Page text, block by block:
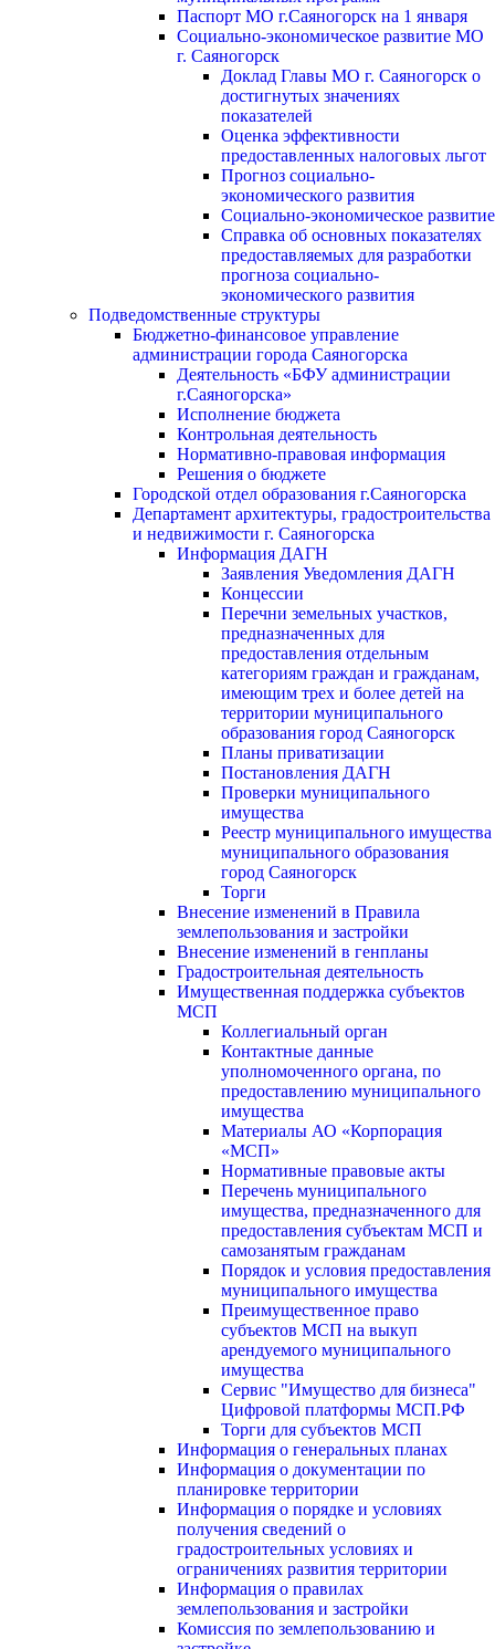
Паспорт МО г.Саяногорск на 1 января
Социально-экономическое развитие МО
г. Саяногорск
Доклад Главы МО г. Саяногорск о
достигнутых значениях
показателей
Оценка эффективности
предоставленных налоговых льгот
Прогноз социально-
экономического развития
Социально-экономическое развитие
Справка об основных показателях
предоставляемых для разработки
прогноза социально-
экономического развития
Подведомственные структуры
Бюджетно-финансовое управление
администрации города Саяногорска
Деятельность «БФУ администрации
г.Саяногорска»
Исполнение бюджета
Контрольная деятельность
Нормативно-правовая информация
Решения о бюджете
Городской отдел образования г.Саяногорска
Департамент архитектуры, градостроительства
и недвижимости г. Саяногорска
Информация ДАГН
Заявления Уведомления ДАГН
Концессии
Перечни земельных участков,
предназначенных для
предоставления отдельным
категориям граждан и гражданам,
имеющим трех и более детей на
территории муниципального
образования город Саяногорск
Планы приватизации
Постановления ДАГН
Проверки муниципального
имущества
Реестр муниципального имущества
муниципального образования
город Саяногорск
Торги
Внесение изменений в Правила
землепользования и застройки
Внесение изменений в генпланы
Градостроительная деятельность
Имущественная поддержка субъектов
МСП
Коллегиальный орган
Контактные данные
уполномоченного органа, по
предоставлению муниципального
имущества
Материалы АО «Корпорация
«МСП»
Нормативные правовые акты
Перечень муниципального
имущества, предназначенного для
предоставления субъектам МСП и
самозанятым гражданам
Порядок и условия предоставления
муниципального имущества
Преимущественное право
субъектов МСП на выкуп
арендуемого муниципального
имущества
Сервис "Имущество для бизнеса"
Цифровой платформы МСП.РФ
Торги для субъектов МСП
Информация о генеральных планах
Информация о документации по
планировке территории
Информация о порядке и условиях
получения сведений о
градостроительных условиях и
ограничениях развития территории
Информация о правилах
землепользования и застройки
Комиссия по землепользованию и